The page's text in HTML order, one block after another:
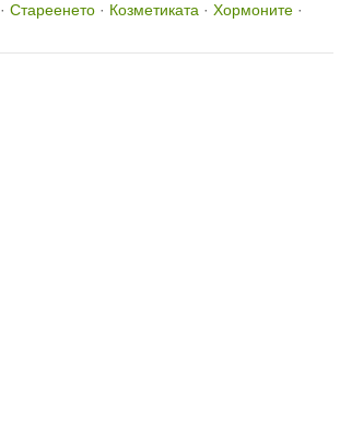
· Стареенето · Козметиката · Хормоните ·